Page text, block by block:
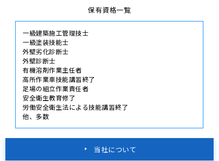
保有資格一覧
一級建築施工管理技士
一級塗装技能士
外壁劣化診断士
外壁診断士
有機溶剤作業主任者
高所作業車技能講習終了
足場の組立作業責任者
安全衛生教育修了
労働安全衛生法による技能講習終了
他、多数
当社について